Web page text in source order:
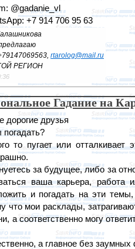
@gadanie_vl
+7 914 706 95 63
rtarolog@mail.ru
РЕГИОН
Гадание на
дорогие друзья
то пугает или отталкивает
за будущее, либо за
ваша карьера, работа
и погадать на эти
что мои расклады,
а соответственно могу
а главное без заумных